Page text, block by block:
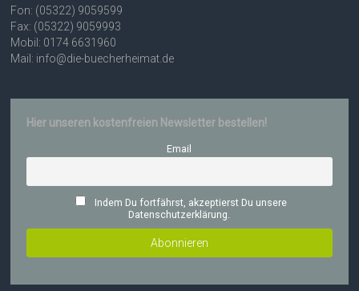
Fon: (05322) 9059599
Fax: (05322) 9059993
Mobil: 0174 6631960
Mail: info@die-buecherheimat.de
Hier unseren kostenfreien Newsletter bestellen!
Email
Indem Du fortfährst, akzeptierst Du unsere
Datenschutzerklärung.